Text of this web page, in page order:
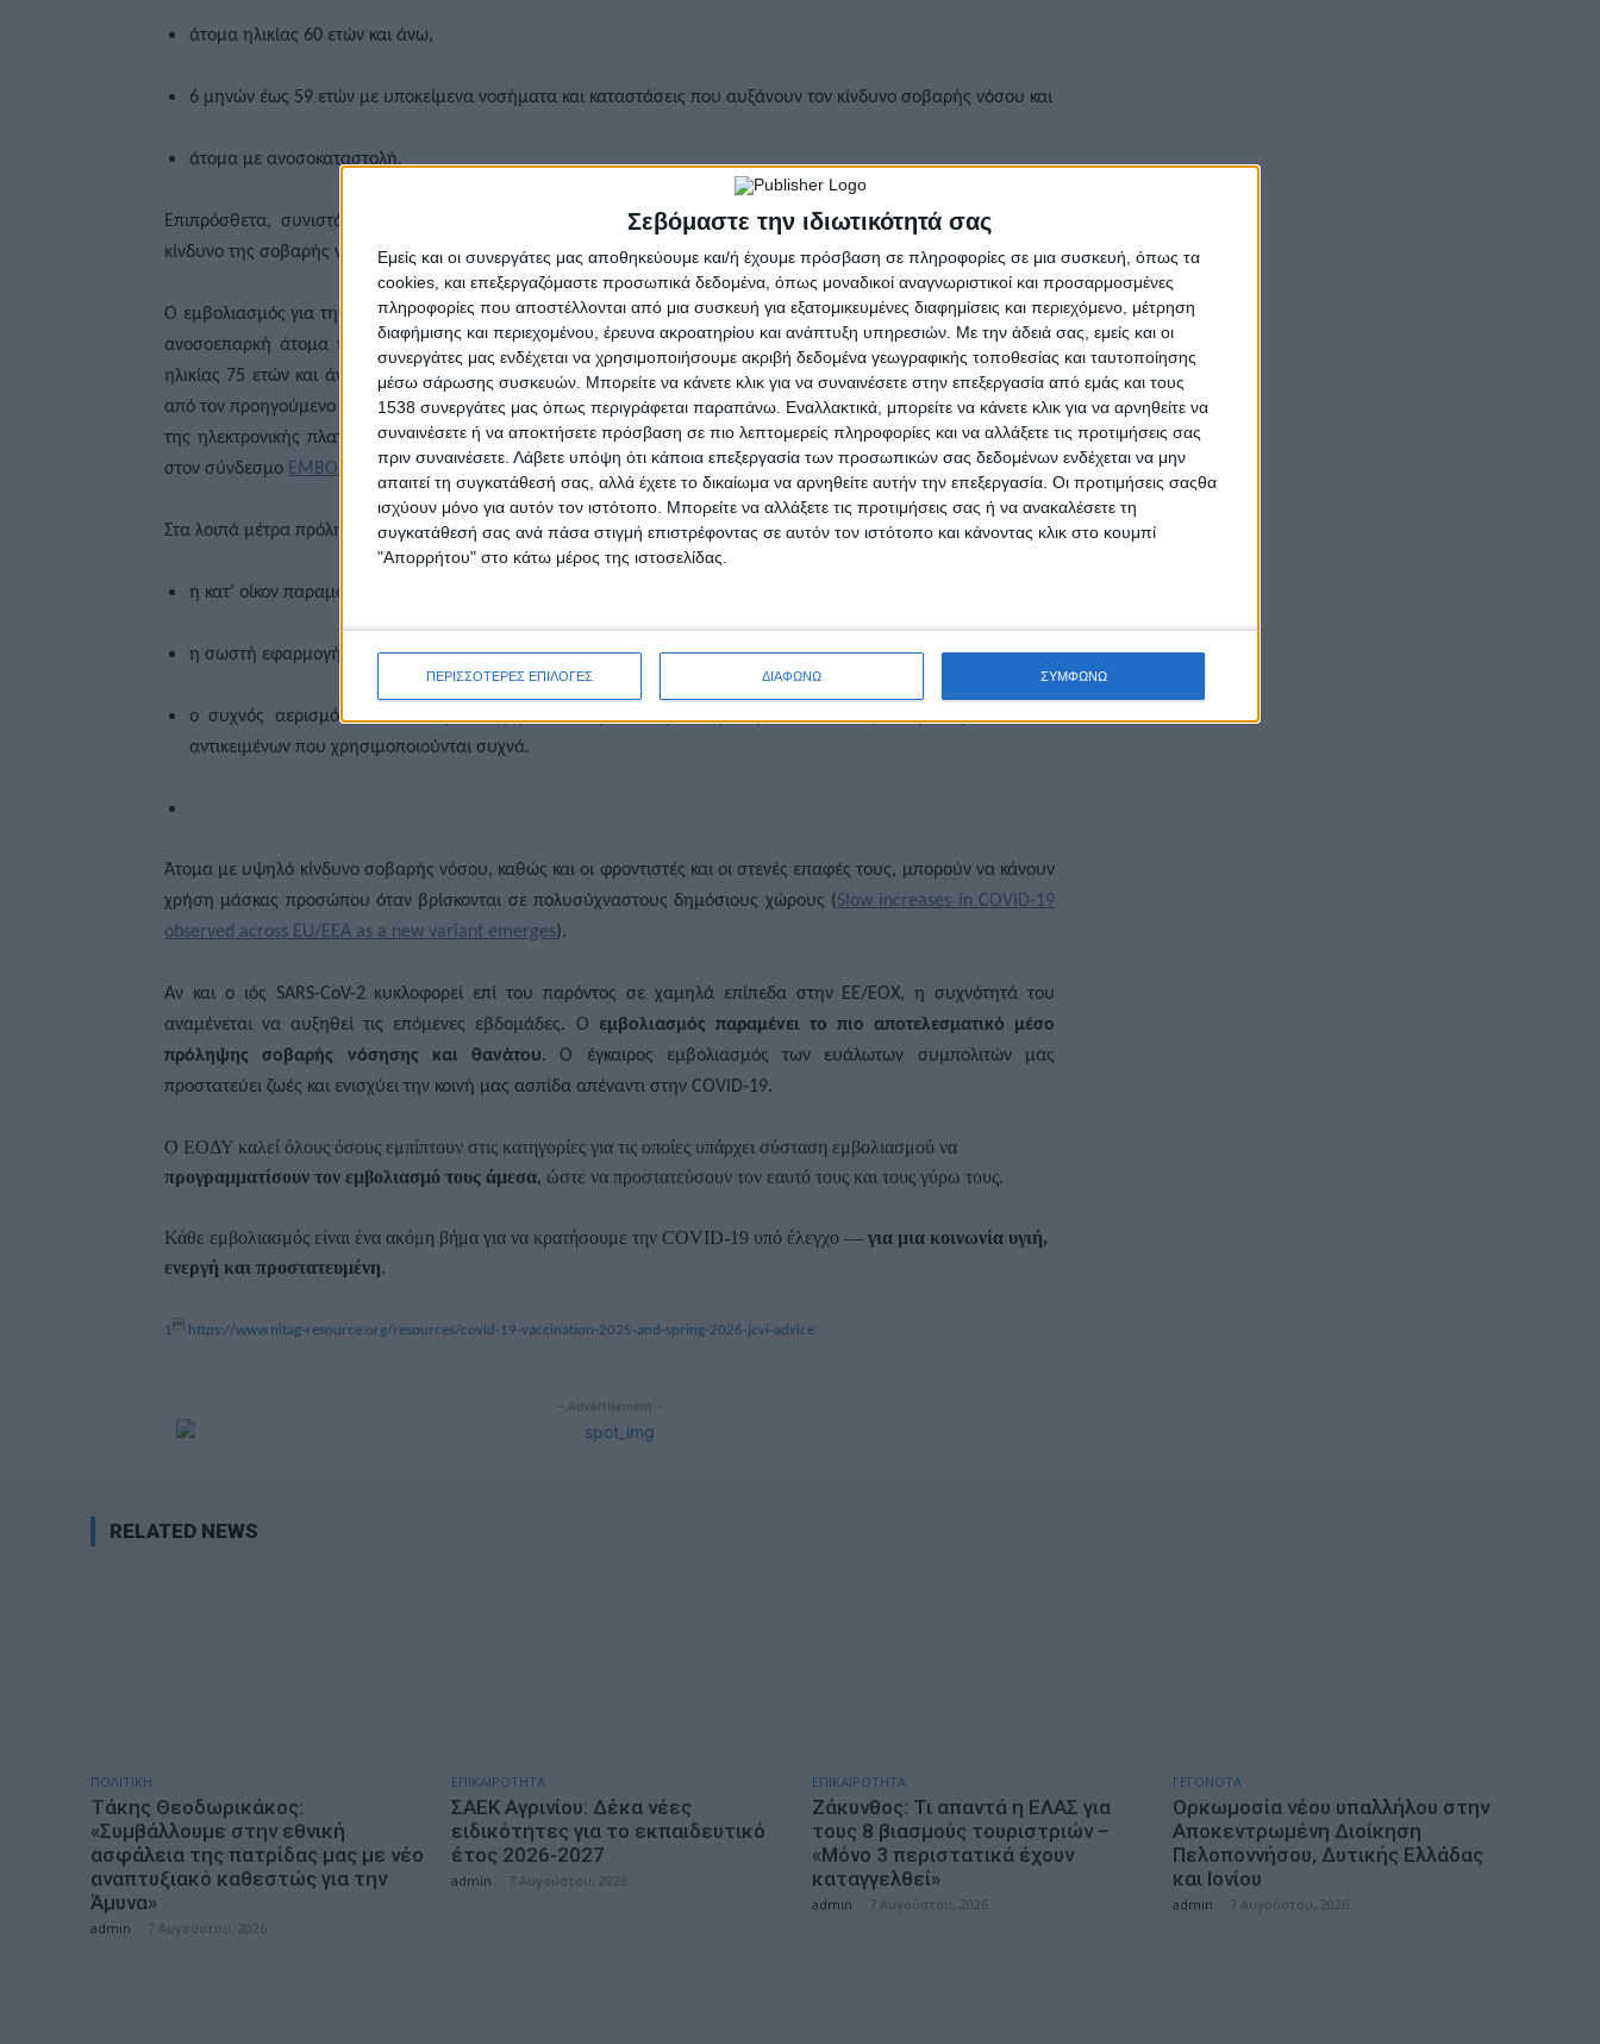
Σεβόμαστε την ιδιωτικότητά σας
Εμείς και οι συνεργάτες μας αποθηκεύουμε και/ή έχουμε πρόσβαση σε πληροφορίες σε μια συσκευή, όπως τα
cookies, και επεξεργαζόμαστε προσωπικά δεδομένα, όπως μοναδικοί αναγνωριστικοί και προσαρμοσμένες
πληροφορίες που αποστέλλονται από μια συσκευή για εξατομικευμένες διαφημίσεις και περιεχόμενο, μέτρηση
διαφήμισης και περιεχομένου, έρευνα ακροατηρίου και ανάπτυξη υπηρεσιών. Με την άδειά σας, εμείς και οι
συνεργάτες μας ενδέχεται να χρησιμοποιήσουμε ακριβή δεδομένα γεωγραφικής τοποθεσίας και ταυτοποίησης
μέσω σάρωσης συσκευών. Μπορείτε να κάνετε κλικ για να συναινέσετε στην επεξεργασία από εμάς και τους
1538 συνεργάτες μας όπως περιγράφεται παραπάνω. Εναλλακτικά, μπορείτε να κάνετε κλικ για να αρνηθείτε να
συναινέσετε ή να αποκτήσετε πρόσβαση σε πιο λεπτομερείς πληροφορίες και να αλλάξετε τις προτιμήσεις σας
πριν συναινέσετε. Λάβετε υπόψη ότι κάποια επεξεργασία των προσωπικών σας δεδομένων ενδέχεται να μην
απαιτεί τη συγκατάθεσή σας, αλλά έχετε το δικαίωμα να αρνηθείτε αυτήν την επεξεργασία. Οι προτιμήσεις σαςθα
ισχύουν μόνο για αυτόν τον ιστότοπο. Μπορείτε να αλλάξετε τις προτιμήσεις σας ή να ανακαλέσετε τη
συγκατάθεσή σας ανά πάσα στιγμή επιστρέφοντας σε αυτόν τον ιστότοπο και κάνοντας κλικ στο κουμπί
"Απορρήτου" στο κάτω μέρος της ιστοσελίδας.
ΠΕΡΙΣΣΟΤΕΡΕΣ ΕΠΙΛΟΓΕΣ ΔΙΑΦΩΝΩ ΣΥΜΦΩΝΩ
άτομα ηλικίας 60 ετών και άνω,
6 μηνών έως 59 ετών με υποκείμενα νοσήματα και καταστάσεις που αυξάνουν τον κίνδυνο σοβαρής νόσου και
άτομα με ανοσοκαταστολή.
Επιπρόσθετα, συνιστάται ο εμβολιασμός των εγκύων γυναικών με υποκείμενα νοσήματα που αυξάνουν τον
κίνδυνο της σοβαρής νόσου καθώς και των επαγγελματιών υγείας.
Ο εμβολιασμός για την χρονική περίοδο 2025/26 θα γίνει με μία δόση του επικαιροποιημένου εμβολίου LP.8.1 σε
ανοσοεπαρκή άτομα ηλικίας 5 ετών και άνω (mRNA BioNTech/Pfizer, Comirnaty, LP.8.1.). Ειδικά για τα άτομα
ηλικίας 75 ετών και άνω συνιστάται η χορήγηση μιας επιπλέον δόσης του εμβολίου με μεσοδιάστημα 6 μηνών
από τον προηγούμενο εμβολιασμό. Οι πολίτες έχουν τη δυνατότητα να προγραμματίσουν το ραντεβού τους μέσω
της ηλεκτρονικής πλατφόρμας emvolio.gov.gr ή μέσω των φαρμακείων. Περισσότερες πληροφορίες διατίθενται
στον σύνδεσμο ΕΜΒΟΛΙΑΣΜΟΣ ΜΕ ΤΟ ΕΠΙΚΑΙΡΟΠΟΙΗΜΕΝΟ ΕΜΒΟΛΙΟ JN.1 2024-2025.
Στα λοιπά μέτρα πρόληψης μετάδοσης του ιούSARs–Cov-2 περιλαμβάνονται:
η κατ’ οίκον παραμονή στο σπίτι κατά τη διάρκεια της ανάρρωσης,
η σωστή εφαρμογή των μέτρων αναπνευστικής υγιεινής και υγιεινής των χεριών,
ο συχνός αερισμός των εσωτερικών χώρων και η τακτική καθαριότητα και απολύμανση επιφανειών και
αντικειμένων που χρησιμοποιούνται συχνά.
Άτομα με υψηλό κίνδυνο σοβαρής νόσου, καθώς και οι φροντιστές και οι στενές επαφές τους, μπορούν να κάνουν
χρήση μάσκας προσώπου όταν βρίσκονται σε πολυσύχναστους δημόσιους χώρους (Slow increases in COVID-19
observed across EU/EEA as a new variant emerges).
Αν και ο ιός SARS-CoV-2 κυκλοφορεί επί του παρόντος σε χαμηλά επίπεδα στην ΕΕ/ΕΟΧ, η συχνότητά του
αναμένεται να αυξηθεί τις επόμενες εβδομάδες. Ο εμβολιασμός παραμένει το πιο αποτελεσματικό μέσο
πρόληψης σοβαρής νόσησης και θανάτου. Ο έγκαιρος εμβολιασμός των ευάλωτων συμπολιτών μας
προστατεύει ζωές και ενισχύει την κοινή μας ασπίδα απέναντι στην COVID-19.
Ο ΕΟΔΥ καλεί όλους όσους εμπίπτουν στις κατηγορίες για τις οποίες υπάρχει σύσταση εμβολιασμού να
προγραμματίσουν τον εμβολιασμό τους άμεσα, ώστε να προστατεύσουν τον εαυτό τους και τους γύρω τους.
Κάθε εμβολιασμός είναι ένα ακόμη βήμα για να κρατήσουμε την COVID-19 υπό έλεγχο — για μια κοινωνία υγιή,
ενεργή και προστατευμένη.
1 https://www.nitag-resource.org/resources/covid-19-vaccination-2025-and-spring-2026-jcvi-advice
- Advertisement -
RELATED NEWS
ΠΟΛΙΤΙΚΗ
Τάκης Θεοδωρικάκος:
«Συμβάλλουμε στην εθνική
ασφάλεια της πατρίδας μας με νέο
αναπτυξιακό καθεστώς για την
Άμυνα»
admin 7 Αυγούστου, 2026
ΕΠΙΚΑΙΡΟΤΗΤΑ
ΣΑΕΚ Αγρινίου: Δέκα νέες
ειδικότητες για το εκπαιδευτικό
έτος 2026-2027
admin 7 Αυγούστου, 2026
ΕΠΙΚΑΙΡΟΤΗΤΑ
Ζάκυνθος: Τι απαντά η ΕΛΑΣ για
τους 8 βιασμούς τουριστριών –
«Μόνο 3 περιστατικά έχουν
καταγγελθεί»
admin 7 Αυγούστου, 2026
ΓΕΓΟΝΟΤΑ
Ορκωμοσία νέου υπαλλήλου στην
Αποκεντρωμένη Διοίκηση
Πελοποννήσου, Δυτικής Ελλάδας
και Ιονίου
admin 7 Αυγούστου, 2026